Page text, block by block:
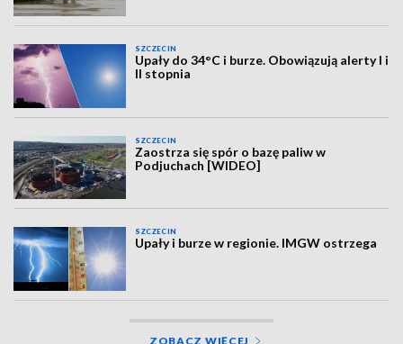
SZCZECIN
Upały do 34°C i burze. Obowiązują alerty I i
II stopnia
SZCZECIN
Zaostrza się spór o bazę paliw w
Podjuchach [WIDEO]
SZCZECIN
Upały i burze w regionie. IMGW ostrzega
ZOBACZ WIĘCEJ